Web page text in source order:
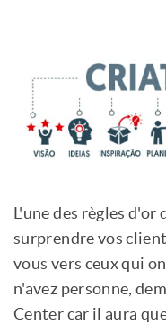
L'une des règles
surprendre vos
vous vers ceux qui
n'avez personne,
Center car il aura